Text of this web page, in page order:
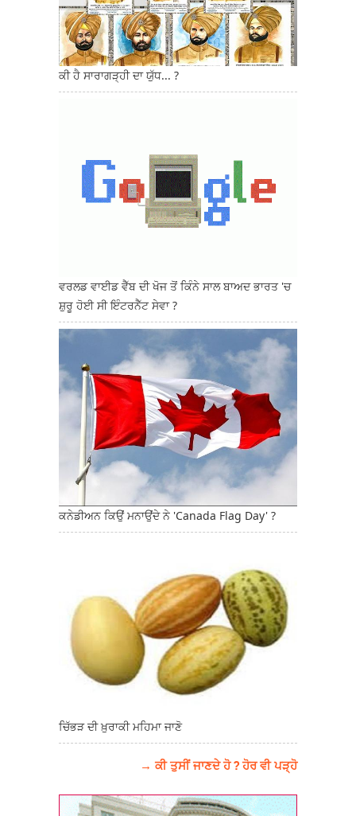
ਕੀ ਹੈ ਸਾਰਾਗੜ੍ਹੀ ਦਾ ਯੁੱਧ... ?
ਵਰਲਡ ਵਾਈਡ ਵੈੱਬ ਦੀ ਖੋਜ ਤੋਂ ਕਿੰਨੇ ਸਾਲ ਬਾਅਦ ਭਾਰਤ 'ਚ
ਸ਼ੁਰੂ ਹੋਈ ਸੀ ਇੰਟਰਨੈੱਟ ਸੇਵਾ ?
ਕਨੇਡੀਅਨ ਕਿਉਂ ਮਨਾਉਂਦੇ ਨੇ 'Canada Flag Day' ?
ਚਿੱਭੜ ਦੀ ਖ਼ੁਰਾਕੀ ਮਹਿਮਾ ਜਾਣੋ
→ ਕੀ ਤੁਸੀਂ ਜਾਣਦੇ ਹੋ ? ਹੋਰ ਵੀ ਪੜ੍ਹੋ